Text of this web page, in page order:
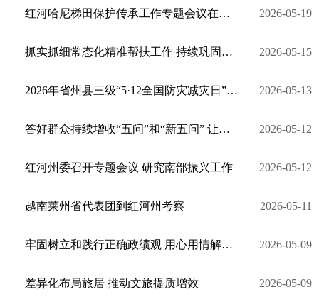
红河哈尼梯田保护传承工作专题会议在元阳县召开 2026-05-19
抓实抓细常态化精准帮扶工作 持续巩固拓展脱贫攻坚成果 2026-05-15
2026年省州县三级“5·12全国防灾减灾日”暨集中宣传咨询日活动在建水举行 2026-05-13
答好群众持续增收“五问”和“新五问” 让红河州群众的腰包更鼓底气更足生活更好 2026-05-12
红河州委召开专题会议 研究南部振兴工作 2026-05-12
越南莱州省代表团到红河州考察 2026-05-11
牢固树立和践行正确政绩观 用心用情解决群众急难愁盼 2026-05-09
差异化布局旅居 推动文旅提质增效 2026-05-09